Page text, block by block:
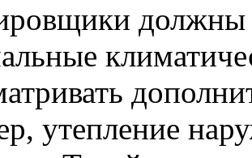
должны
утепление